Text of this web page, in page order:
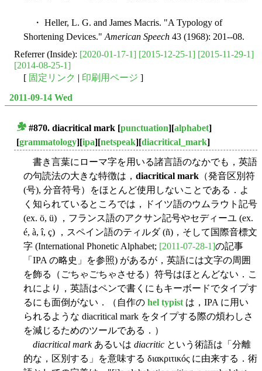
・ Heller, L. G. and James Macris. "A Typology of
Shortening Devices." American Speech 43 (1968): 201--08.
Referrer (Inside): [2020-01-17-1] [2015-12-25-1] [2015-11-29-1]
[2014-08-25-1]
[ 固定リンク | 印刷用ページ ]
2011-09-14 Wed
#870. diacritical mark [punctuation][alphabet]
[grammatology][ipa][netspeak][diacritical_mark]
書き言葉にローマ字を用いる諸言語のなかでも，英語
の句読法の大きな特徴は， diacritical mark （発音区別符
(号), 分音符号）をほとんど使用しないことである．よ
く知られているところでは，ドイツ語のウムラウト記号
(ex. ö, ü) ，フランス語のアクサン記号やセディーユ (ex.
é, à, î, ç) ，スペイン語のティルダ (ñ)，そして国際音標文
字 (International Phonetic Alphabet; [2011-07-28-1]の記事
「IPA の略史」を参照) があるが，英語には文字の周囲
を飾る（ごちゃごちゃさせる）符号はほとんどない．こ
れにより，英語はペンで書くにもキーボードでタイプす
るにも面倒がない．（自作の hel typist は，IPA に用い
られるような diacritical mark をタイプする際の煩わしさ
を減じるためのツールである．）
diacritical markあるいは diacritic という術語は「分離
的な，区別する」を意味する διακριτικóς に由来する．術